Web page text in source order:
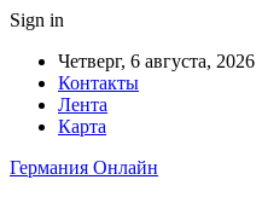
Sign in
Четверг, 6 августа, 2026
Контакты
Лента
Карта
Германия Онлайн